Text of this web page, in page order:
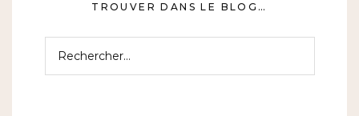
TROUVER DANS LE BLOG…